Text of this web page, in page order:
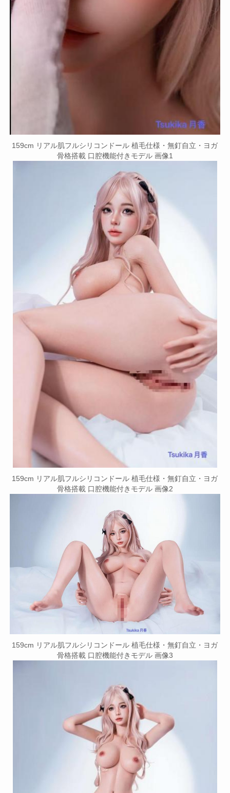
159cm リアル肌フルシリコンドール 植毛仕様・無釘自立・ヨガ
骨格搭載 口腔機能付きモデル 画像1
159cm リアル肌フルシリコンドール 植毛仕様・無釘自立・ヨガ
骨格搭載 口腔機能付きモデル 画像2
159cm リアル肌フルシリコンドール 植毛仕様・無釘自立・ヨガ
骨格搭載 口腔機能付きモデル 画像3